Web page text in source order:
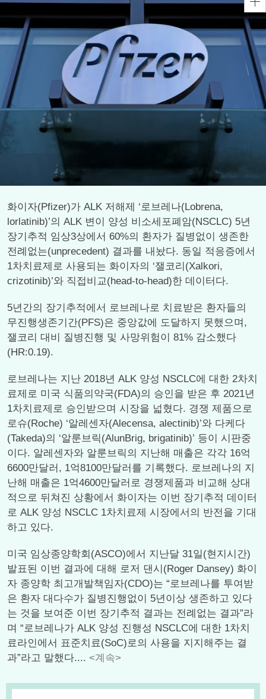
화이자(Pfizer)가 ALK 저해제 ‘로브레나(Lobrena,
lorlatinib)’의 ALK 변이 양성 비소세포폐암(NSCLC) 5년
장기추적 임상3상에서 60%의 환자가 질병없이 생존한
전례없는(unprecedent) 결과를 내놨다. 동일 적응증에서
1차치료제로 사용되는 화이자의 ‘잴코리(Xalkori,
crizotinib)’와 직접비교(head-to-head)한 데이터다.
5년간의 장기추적에서 로브레나로 치료받은 환자들의
무진행생존기간(PFS)은 중앙값에 도달하지 못했으며,
잴코리 대비 질병진행 및 사망위험이 81% 감소했다
(HR:0.19).
로브레나는 지난 2018년 ALK 양성 NSCLC에 대한 2차치
료제로 미국 식품의약국(FDA)의 승인을 받은 후 2021년
1차치료제로 승인받으며 시장을 넓혔다. 경쟁 제품으로
로슈(Roche) ‘알레센자(Alecensa, alectinib)’와 다케다
(Takeda)의 ‘알룬브릭(AlunBrig, brigatinib)’ 등이 시판중
이다. 알레센자와 알룬브릭의 지난해 매출은 각각 16억
6600만달러, 1억8100만달러를 기록했다. 로브레나의 지
난해 매출은 1억4600만달러로 경쟁제품과 비교해 상대
적으로 뒤쳐진 상황에서 화이자는 이번 장기추적 데이터
로 ALK 양성 NSCLC 1차치료제 시장에서의 반전을 기대
하고 있다.
미국 임상종양학회(ASCO)에서 지난달 31일(현지시간)
발표된 이번 결과에 대해 로저 댄시(Roger Dansey) 화이
자 종양학 최고개발책임자(CDO)는 “로브레나를 투여받
은 환자 대다수가 질병진행없이 5년이상 생존하고 있다
는 것을 보여준 이번 장기추적 결과는 전례없는 결과”라
며 “로브레나가 ALK 양성 진행성 NSCLC에 대한 1차치
료라인에서 표준치료(SoC)로의 사용을 지지해주는 결
과”라고 말했다.... <계속>